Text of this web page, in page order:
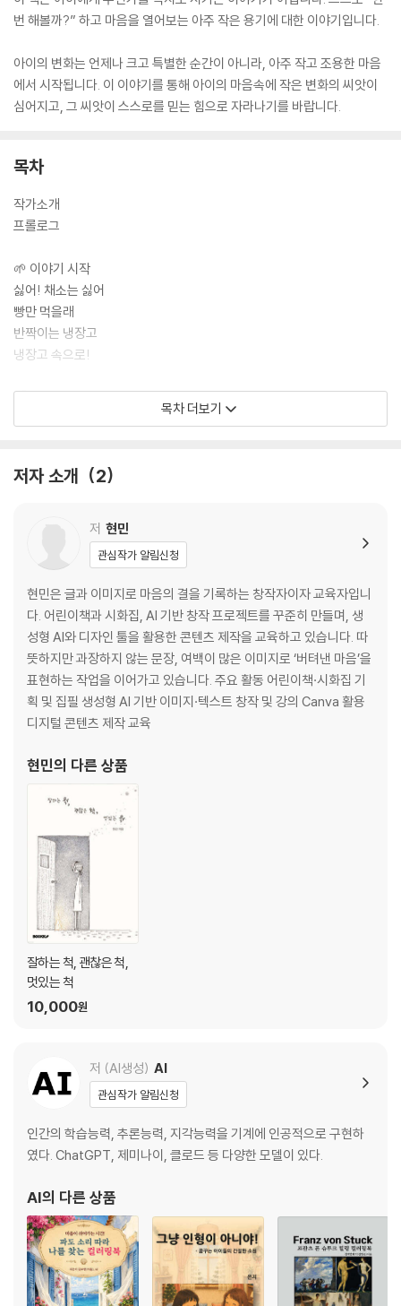
번 해볼까?” 하고 마음을 열어보는 아주 작은 용기에 대한 이야기입니다.
아이의 변화는 언제나 크고 특별한 순간이 아니라, 아주 작고 조용한 마음
에서 시작됩니다. 이 이야기를 통해 아이의 마음속에 작은 변화의 씨앗이
심어지고, 그 씨앗이 스스로를 믿는 힘으로 자라나기를 바랍니다.
목차
작가소개
프롤로그
🌱 이야기 시작
싫어! 채소는 싫어
빵만 먹을래
반짝이는 냉장고
냉장고 속으로!
🌈 냉장고 나라
채소가 말을 한다고?
💛 마음이 열리기 시작할 때
마음이 닫혀 있으면
냠냠이의 등장
싫어하는 마음
그래도 괜찮아
🌿 채소 친구들과의 여행
초록 숲길 (브로코 이야기)
주황 바람길 (당근 이야기)
감자 언덕 (감자콩 이야기)
🌧️ 편식 괴물의 비밀
커다란 냠냠이
숨겨진 마음
✨ 변화의 순간
해볼까?
조금씩 작아지는 냠냠이
다시 반짝이는 나라
🏡 다시 집으로
돌아온 식탁
목차 더보기
저자 소개 2
저 현민
관심작가 알림신청
현민은 글과 이미지로 마음의 결을 기록하는 창작자이자 교육자입니
다. 어린이책과 시화집, AI 기반 창작 프로젝트를 꾸준히 만들며, 생
성형 AI와 디자인 툴을 활용한 콘텐츠 제작을 교육하고 있습니다. 따
뜻하지만 과장하지 않는 문장, 여백이 많은 이미지로 ‘버텨낸 마음’을
표현하는 작업을 이어가고 있습니다. 주요 활동 어린이책·시화집 기
획 및 집필 생성형 AI 기반 이미지·텍스트 창작 및 강의 Canva 활용
디지털 콘텐츠 제작 교육
현민의 다른 상품
잘하는 척, 괜찮은 척,
멋있는 척
10,000원
저 (AI생성) AI
관심작가 알림신청
인간의 학습능력, 추론능력, 지각능력을 기계에 인공적으로 구현하
였다. ChatGPT, 제미나이, 클로드 등 다양한 모델이 있다.
AI의 다른 상품